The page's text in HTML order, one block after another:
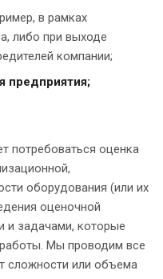
в рамках
либо при выходе
компании;
предприятия;
потребоваться оценка
оборудования (или их
оценочной
и задачами, которые
Мы проводим все
сложности или объема